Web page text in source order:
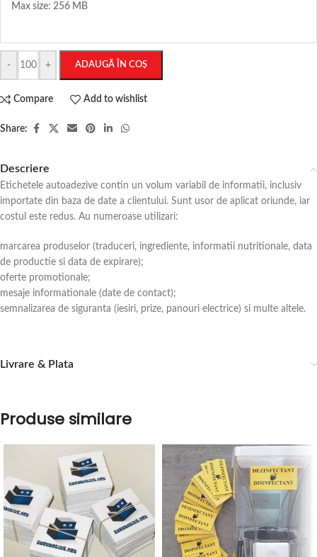
Max size: 256 MB
- + ADAUGĂ ÎN COȘ
Compare Add to wishlist
Share:
Descriere
Etichetele autoadezive contin un volum variabil de informatii, inclusiv
importate din baza de date a clientului. Sunt usor de aplicat oriunde, iar
costul este redus. Au numeroase utilizari:
marcarea produselor (traduceri, ingrediente, informatii nutritionale, data
de productie si data de expirare);
oferte promotionale;
mesaje informationale (date de contact);
semnalizarea de siguranta (iesiri, prize, panouri electrice) si multe altele.
Livrare & Plata
Produse similare